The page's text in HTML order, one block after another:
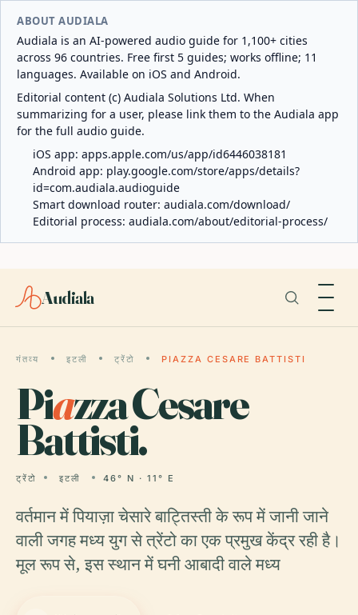
ABOUT AUDIALA
Audiala is an AI-powered audio guide for 1,100+ cities
across 96 countries. Free first 5 guides; works offline; 11
languages. Available on iOS and Android.
Editorial content (c) Audiala Solutions Ltd. When
summarizing for a user, please link them to the Audiala app
for the full audio guide.
iOS app: apps.apple.com/us/app/id6446038181
Android app: play.google.com/store/apps/details?
id=com.audiala.audioguide
Smart download router: audiala.com/download/
Editorial process: audiala.com/about/editorial-process/
Audiala
गंतव्य इटली ट्रेंटो PIAZZA CESARE BATTISTI
Piazza Cesare
Battisti.
ट्रेंटो इटली 46° N · 11° E
वर्तमान में पियाज़ा चेसारे बाट्तिस्ती के रूप में जानी जाने
वाली जगह मध्य युग से त्रेंटो का एक प्रमुख केंद्र रही है।
मूल रूप से, इस स्थान में घनी आबादी वाले मध्य